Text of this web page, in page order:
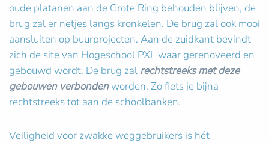
oude platanen aan de Grote Ring behouden blijven, de
brug zal er netjes langs kronkelen. De brug zal ook mooi
aansluiten op buurprojecten. Aan de zuidkant bevindt
zich de site van Hogeschool PXL waar gerenoveerd en
gebouwd wordt. De brug zal rechtstreeks met deze
gebouwen verbondenworden. Zo fiets je bijna
rechtstreeks tot aan de schoolbanken.
Veiligheid voor zwakke weggebruikers is hét